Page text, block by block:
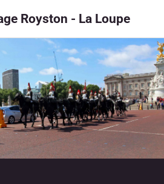
Royston - La Loupe